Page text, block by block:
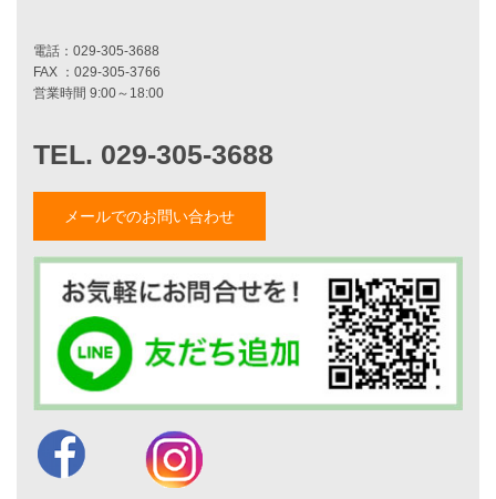
施工事例一覧
家づくりストーリー
家づくりナイスホームズについて
家づくりへの想い
スタッフ紹介
職人紹介
採用情報
お知らせ・イベント情報
ブログ一覧
菅原和彦のブログ
メールでのお問い合わせ